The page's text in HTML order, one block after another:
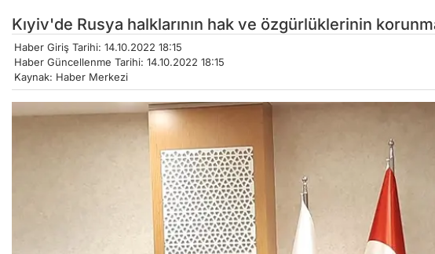
Kıyiv'de Rusya halklarının hak ve özgürlüklerinin
Haber Giriş Tarihi: 14.10.2022 18:15
Haber Güncellenme Tarihi: 14.10.2022 18:15
Kaynak: Haber Merkezi